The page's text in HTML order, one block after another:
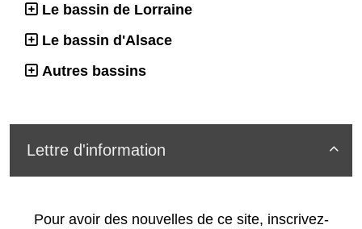
Le bassin de Lorraine
Le bassin d'Alsace
Autres bassins

Lettre d'information
Pour avoir des nouvelles de ce site, inscrivez-